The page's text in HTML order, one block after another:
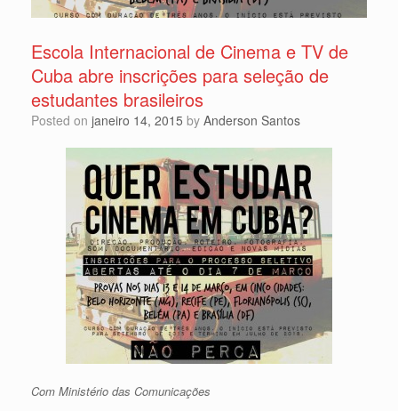
Escola Internacional de Cinema e TV de
Cuba abre inscrições para seleção de
estudantes brasileiros
Posted on janeiro 14, 2015 by Anderson Santos
Com Ministério das Comunicações